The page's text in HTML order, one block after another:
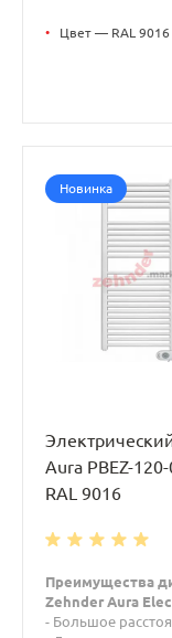
• Цвет — RAL
Новинка
Aura PBEZ-
RAL 9016
Преимущества
Zehnder Aura
- Большое